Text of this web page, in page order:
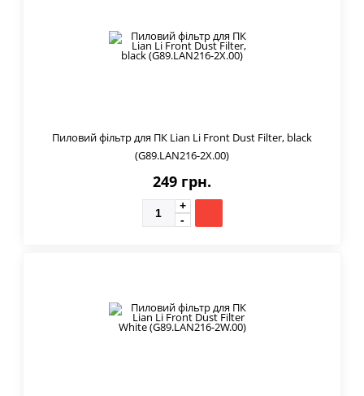
Пиловий фільтр для ПК Lian Li Front Dust Filter, black
(G89.LAN216-2X.00)
249 грн.